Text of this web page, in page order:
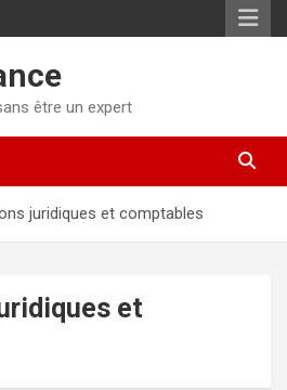
être un expert
juridiques et comptables
et